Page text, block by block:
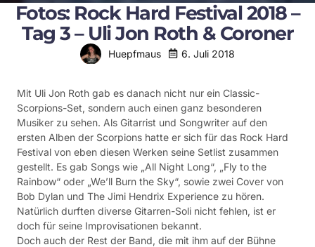
Fotos: Rock Hard Festival 2018 –
Tag 3 – Uli Jon Roth & Coroner
Huepfmaus 6. Juli 2018
Mit Uli Jon Roth gab es danach nicht nur ein Classic-
Scorpions-Set, sondern auch einen ganz besonderen
Musiker zu sehen. Als Gitarrist und Songwriter auf den
ersten Alben der Scorpions hatte er sich für das Rock Hard
Festival von eben diesen Werken seine Setlist zusammen
gestellt. Es gab Songs wie „All Night Long“, „Fly to the
Rainbow“ oder „We’ll Burn the Sky“, sowie zwei Cover von
Bob Dylan und The Jimi Hendrix Experience zu hören.
Natürlich durften diverse Gitarren-Soli nicht fehlen, ist er
doch für seine Improvisationen bekannt.
Doch auch der Rest der Band, die mit ihm auf der Bühne